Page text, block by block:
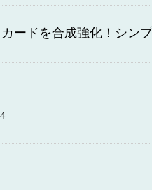
ードを合成強化！シン